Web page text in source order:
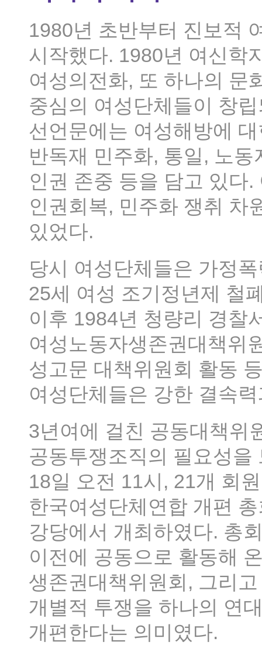
1980년 초반부터 진보적
시작했다. 1980년 여신학
여성의전화, 또 하나의 문
중심의 여성단체들이 창
선언문에는 여성해방에
반독재 민주화, 통일, 노
인권 존중 등을 담고 있다
인권회복, 민주화 쟁취 차
있었다.
당시 여성단체들은 가정
25세 여성 조기정년제 철
이후 1984년 청량리 경찰
여성노동자생존권대책위
성고문 대책위원회 활동
여성단체들은 강한 결속
3년여에 걸친 공동대책위
공동투쟁조직의 필요성
18일 오전 11시, 21개 회
한국여성단체연합 개편
강당에서 개최하였다. 총
이전에 공동으로 활동해
생존권대책위원회, 그리
개별적 투쟁을 하나의 연
개편한다는 의미였다.